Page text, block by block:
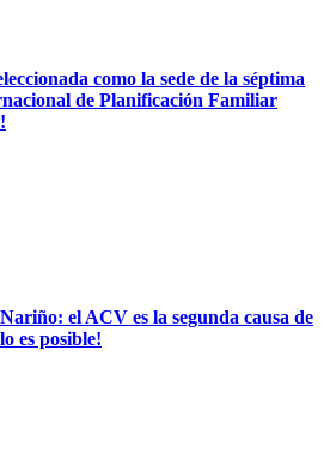
como la sede de la séptima
de Planificación Familiar
el ACV es la segunda causa de
es posible!